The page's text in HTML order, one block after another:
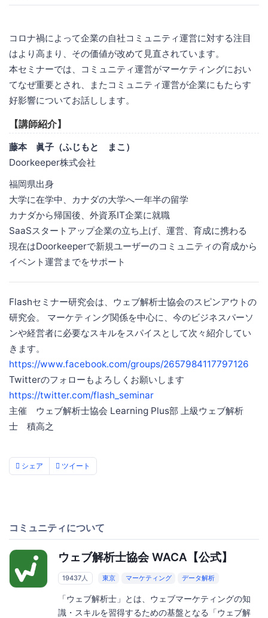
コロナ禍によって企業の自社コミュニティ運営に対する注目
はより高まり、その価値が改めて見直されています。
本セミナーでは、コミュニティ運営がマーケティングにおい
てなぜ重要とされ、またコミュニティ運営が企業にもたらす
好影響についてお話しします。
【講師紹介】
藤本 眞子（ふじもと まこ）
Doorkeeper株式会社
福岡県出身
大学に在学中、カナダの大学へ一年半の留学
カナダから帰国後、外資系IT企業に就職
SaaSスタートアップ企業の立ち上げ、運営、育成に携わる
現在はDoorkeeperで新規ユーザーのコミュニティの育成から
イベント運営までをサポート
Flashセミナー研究会は、ウェブ解析士協会のスピンアウトの
研究会。 マーケティング関係を中心に、今のビジネスパーソ
ンや経営者に必要なスキルをスパイスとして次々紹介してい
きます。
https://www.facebook.com/groups/2657984117797126
Twitterのフォローもよろしくお願いします
https://twitter.com/flash_seminar
主催 ウェブ解析士協会 Learning Plus部 上級ウェブ解析
士 積高之
シェア ツイート
コミュニティについて
ウェブ解析士協会 WACA【公式】
19437人 東京 マーケティング データ解析
「ウェブ解析士」とは、ウェブマーケティングの知
識・スキルを習得するための基盤となる「ウェブ解